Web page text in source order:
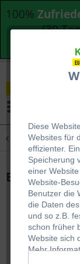
100%
(30
Diese
Websites für
effizienter.
Speicherung
einer
Website-
Benutzer die
die Daten
und so z.B.
schon früher
Website sich
Mehr
Übersicht
EF Basic